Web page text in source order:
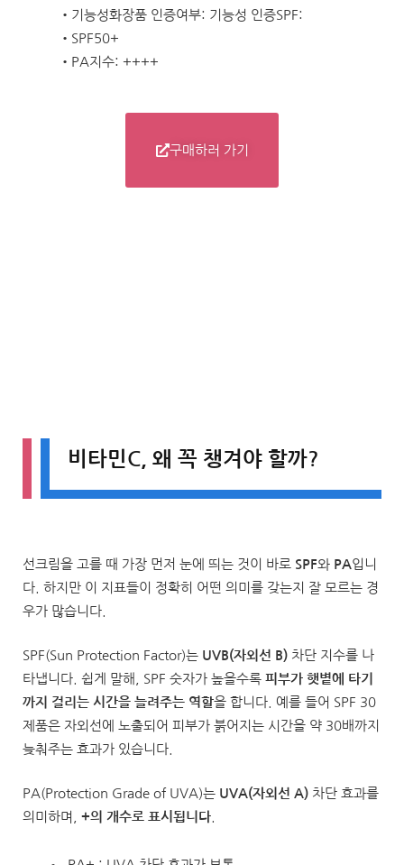
•기능성화장품 인증여부: 기능성 인증SPF:
•SPF50+
•PA지수: ++++
구매하러 가기
비타민C, 왜 꼭 챙겨야 할까?
선크림을 고를 때 가장 먼저 눈에 띄는 것이 바로 SPF와 PA입니
다. 하지만 이 지표들이 정확히 어떤 의미를 갖는지 잘 모르는 경
우가 많습니다.
SPF(Sun Protection Factor)는 UVB(자외선 B) 차단 지수를 나
타냅니다. 쉽게 말해, SPF 숫자가 높을수록 피부가 햇볕에 타기
까지 걸리는 시간을 늘려주는 역할을 합니다. 예를 들어 SPF 30
제품은 자외선에 노출되어 피부가 붉어지는 시간을 약 30배까지
늦춰주는 효과가 있습니다.
PA(Protection Grade of UVA)는 UVA(자외선 A) 차단 효과를
의미하며, +의 개수로 표시됩니다